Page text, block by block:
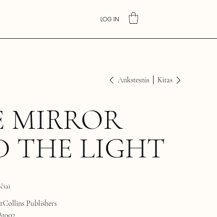
LOG IN
Ankstesnis Kitas
MIRROR
THE LIGHT
Publishers